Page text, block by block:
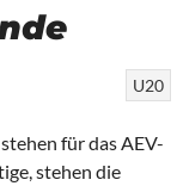
U20
für das AEV-
stehen die